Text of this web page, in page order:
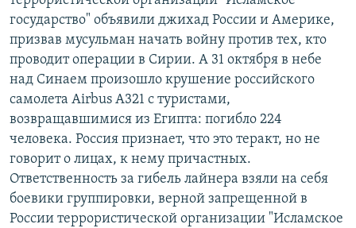
государство" объявили джихад России и Америке,
призвав мусульман начать войну против тех, кто
проводит операции в Сирии. А 31 октября в небе
над Синаем произошло крушение российского
самолета Airbus A321 с туристами,
возвращавшимися из Египта: погибло 224
человека. Россия признает, что это теракт, но не
говорит о лицах, к нему причастных.
Ответственность за гибель лайнера взяли на себя
боевики группировки, верной запрещенной в
России террористической организации "Исламское